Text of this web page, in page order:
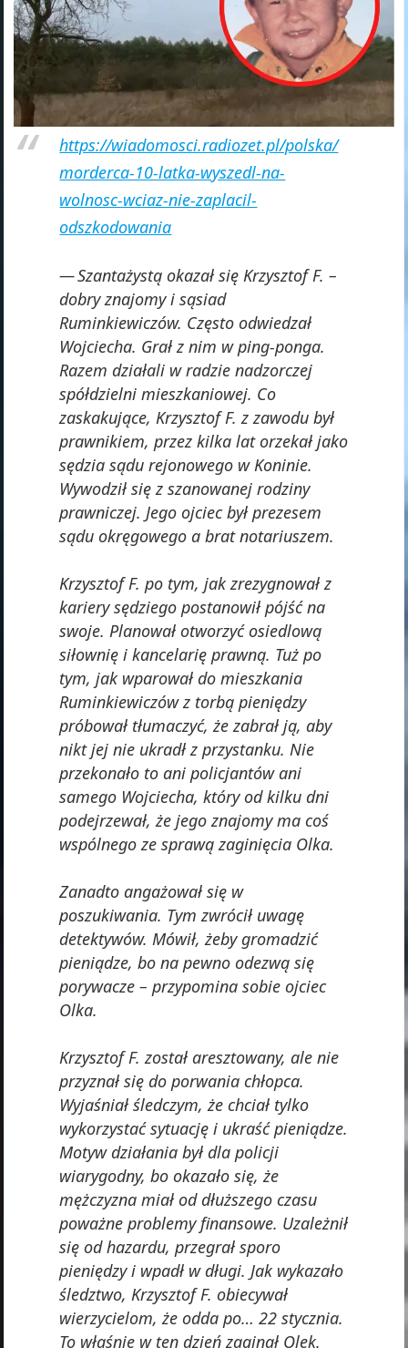
https://wiadomosci.radiozet.pl/polska/
morderca-10-latka-wyszedl-na-
wolnosc-wciaz-nie-zaplacil-
odszkodowania
Szantażystą okazał się Krzysztof F. –
dobry znajomy i sąsiad
Ruminkiewiczów. Często odwiedzał
Wojciecha. Grał z nim w ping-ponga.
Razem działali w radzie nadzorczej
spółdzielni mieszkaniowej. Co
zaskakujące, Krzysztof F. z zawodu był
prawnikiem, przez kilka lat orzekał jako
sędzia sądu rejonowego w Koninie.
Wywodził się z szanowanej rodziny
prawniczej. Jego ojciec był prezesem
sądu okręgowego a brat notariuszem.
Krzysztof F. po tym, jak zrezygnował z
kariery sędziego postanowił pójść na
swoje. Planował otworzyć osiedlową
siłownię i kancelarię prawną. Tuż po
tym, jak wparował do mieszkania
Ruminkiewiczów z torbą pieniędzy
próbował tłumaczyć, że zabrał ją, aby
nikt jej nie ukradł z przystanku. Nie
przekonało to ani policjantów ani
samego Wojciecha, który od kilku dni
podejrzewał, że jego znajomy ma coś
wspólnego ze sprawą zaginięcia Olka.
Zanadto angażował się w
poszukiwania. Tym zwrócił uwagę
detektywów. Mówił, żeby gromadzić
pieniądze, bo na pewno odezwą się
porywacze – przypomina sobie ojciec
Olka.
Krzysztof F. został aresztowany, ale nie
przyznał się do porwania chłopca.
Wyjaśniał śledczym, że chciał tylko
wykorzystać sytuację i ukraść pieniądze.
Motyw działania był dla policji
wiarygodny, bo okazało się, że
mężczyzna miał od dłuższego czasu
poważne problemy finansowe. Uzależnił
się od hazardu, przegrał sporo
pieniędzy i wpadł w długi. Jak wykazało
śledztwo, Krzysztof F. obiecywał
wierzycielom, że odda po… 22 stycznia.
To właśnie w ten dzień zaginął Olek.